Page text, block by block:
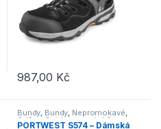
Možnosti lze vybrat na stránce
987,00 Kč
Tento produkt má více variant.
Bundy, Bundy, Nepromokavé,
Oděvy,Outdoor a volný čas ,
PORTWEST S574 – Dámská